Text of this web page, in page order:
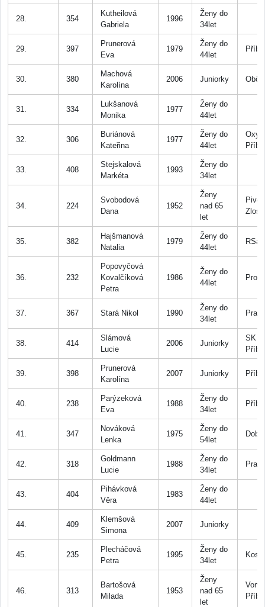
28. 354
Kutheilová
Gabriela
1996
Ženy do
34let
29. 397
Prunerová
Eva
1979
Ženy do
44let
30. 380
Machová
Karolína
2006 Juniorky
31. 334
Lukšanová
Monika
1977
Ženy do
44let
32. 306
Buriánová
Kateřina
1977
Ženy do
44let
33. 408
Stejskalová
Markéta
1993
Ženy do
34let
34. 224
Svobodová
Dana
1952
Ženy
nad 65
let
35. 382
Hajšmanová
Natalia
1979
Ženy do
44let
36. 232
Popovyčová
Kovalčíková
Petra
1986
Ženy do
44let
37. 367 Stará Nikol 1990
Ženy do
34let
38. 414
Slámová
Lucie
2006 Juniorky
SK
39. 398
Prunerová
Karolína
2007 Juniorky
40. 238
Parýzeková
Eva
1988
Ženy do
34let
41. 347
Nováková
Lenka
1975
Ženy do
54let
42. 318
Goldmann
Lucie
1988
Ženy do
34let
43. 404
Pihávková
Věra
1983
Ženy do
44let
44. 409
Klemšová
Simona
2007 Juniorky
45. 235
Plecháčová
Petra
1995
Ženy do
34let
46. 313
Bartošová
Milada
1953
Ženy
nad 65
let